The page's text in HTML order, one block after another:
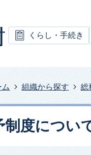
くらし・手続き
ム 組織から探す 総
制度につい